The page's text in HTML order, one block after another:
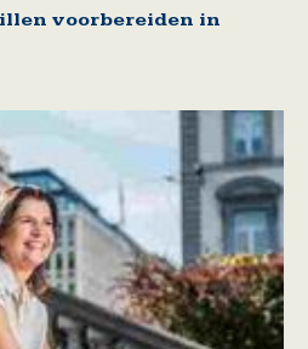
voorbereiden in